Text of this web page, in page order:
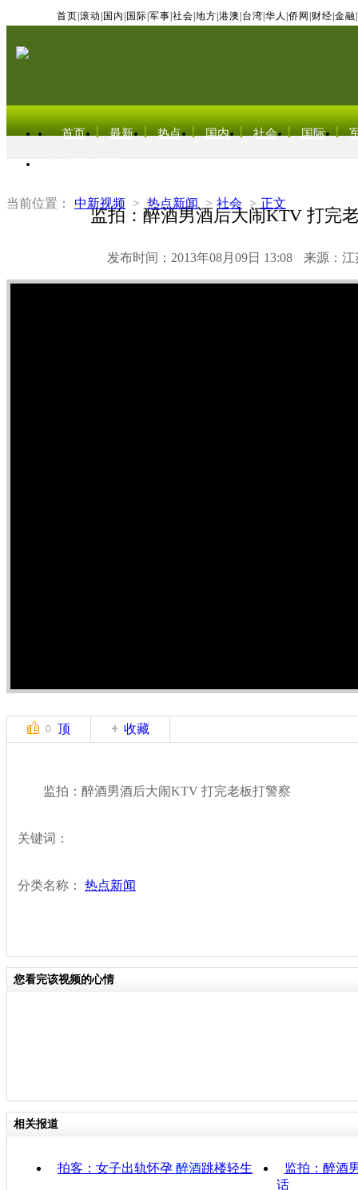
首页 滚动 国内 国际 军事 社会 地方 港澳 台湾 华人 侨网 财经 金融
首页 最新 热点 国内 社会 国际
当前位置： 中新视频 > 热点新闻 > 社会 > 正文
监拍：醉酒男酒后大闹KTV 打完
发布时间：2013年08月09日 13:08 来源：江
0 顶 收藏
监拍：醉酒男酒后大闹KTV 打完老板打警察
关键词：
分类名称： 热点新闻
您看完该视频的心情
相关报道
拍客：女子出轨怀孕 醉酒跳楼轻生
监拍：醉酒
话